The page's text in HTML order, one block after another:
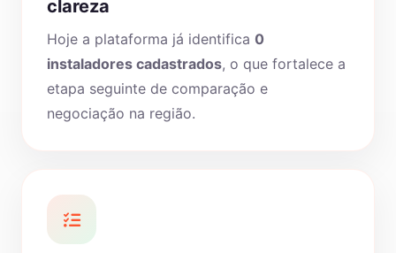
clareza
Hoje a plataforma já identifica 0
instaladores cadastrados, o que fortalece a
etapa seguinte de comparação e
negociação na região.